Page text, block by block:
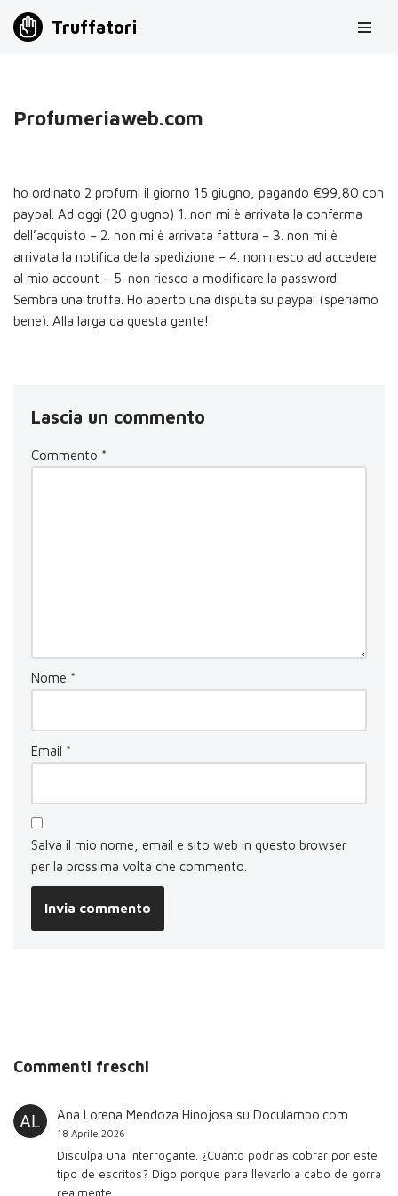
Truffatori
Profumeriaweb.com
ho ordinato 2 profumi il giorno 15 giugno, pagando €99,80 con
paypal. Ad oggi (20 giugno) 1. non mi è arrivata la conferma
dell’acquisto – 2. non mi è arrivata fattura – 3. non mi è
arrivata la notifica della spedizione – 4. non riesco ad accedere
al mio account – 5. non riesco a modificare la password.
Sembra una truffa. Ho aperto una disputa su paypal (speriamo
bene). Alla larga da questa gente!
Lascia un commento
Commento *
Nome *
Email *
Salva il mio nome, email e sito web in questo browser
per la prossima volta che commento.
Commenti freschi
Ana Lorena Mendoza Hinojosa su Doculampo.com
18 Aprile 2026
Disculpa una interrogante. ¿Cuánto podrías cobrar por este
tipo de escritos? Digo porque para llevarlo a cabo de gorra
realmente…